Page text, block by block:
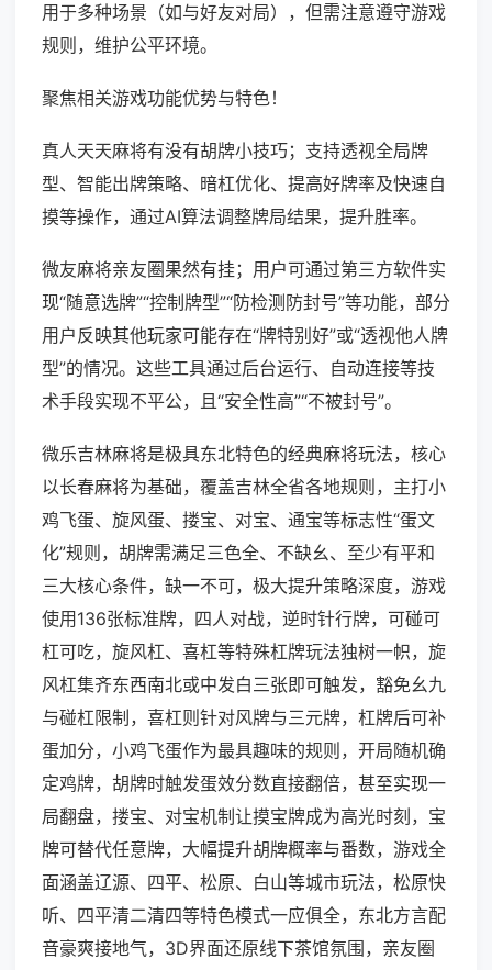
用于多种场景（如与好友对局），但需注意遵守游戏
规则，维护公平环境。
聚焦相关游戏功能优势与特色！
真人天天麻将有没有胡牌小技巧；支持透视全局牌
型、智能出牌策略、暗杠优化、提高好牌率及快速自
摸等操作，通过AI算法调整牌局结果，提升胜率。
微友麻将亲友圈果然有挂；用户可通过第三方软件实
现“随意选牌”“控制牌型”“防检测防封号”等功能，部分
用户反映其他玩家可能存在“牌特别好”或“透视他人牌
型”的情况。这些工具通过后台运行、自动连接等技
术手段实现不平公，且“安全性高”“不被封号”。
微乐吉林麻将是极具东北特色的经典麻将玩法，核心
以长春麻将为基础，覆盖吉林全省各地规则，主打小
鸡飞蛋、旋风蛋、搂宝、对宝、通宝等标志性“蛋文
化”规则，胡牌需满足三色全、不缺幺、至少有平和
三大核心条件，缺一不可，极大提升策略深度，游戏
使用136张标准牌，四人对战，逆时针行牌，可碰可
杠可吃，旋风杠、喜杠等特殊杠牌玩法独树一帜，旋
风杠集齐东西南北或中发白三张即可触发，豁免幺九
与碰杠限制，喜杠则针对风牌与三元牌，杠牌后可补
蛋加分，小鸡飞蛋作为最具趣味的规则，开局随机确
定鸡牌，胡牌时触发蛋效分数直接翻倍，甚至实现一
局翻盘，搂宝、对宝机制让摸宝牌成为高光时刻，宝
牌可替代任意牌，大幅提升胡牌概率与番数，游戏全
面涵盖辽源、四平、松原、白山等城市玩法，松原快
听、四平清二清四等特色模式一应俱全，东北方言配
音豪爽接地气，3D界面还原线下茶馆氛围，亲友圈